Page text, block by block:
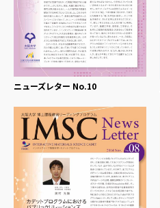
ニューズレター No.10